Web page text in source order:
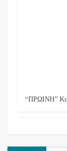
“ΠΡΩΙΝΗ”